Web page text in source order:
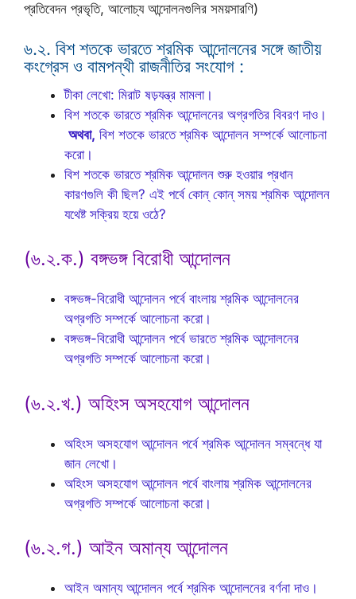
প্রতিবেদন প্রভৃতি, আলোচ্য আন্দোলনগুলির সময়সারণি)
৬.২. বিশ শতকে ভারতে শ্রমিক আন্দোলনের সঙ্গে জাতীয়
কংগ্রেস ও বামপন্থী রাজনীতির সংযোগ :
টীকা লেখো: মিরাট ষড়যন্ত্র মামলা।
বিশ শতকে ভারতে শ্রমিক আন্দোলনের অগ্রগতির বিবরণ দাও।
অথবা, বিশ শতকে ভারতে শ্রমিক আন্দোলন সম্পর্কে আলোচনা
করো।
বিশ শতকে ভারতে শ্রমিক আন্দোলন শুরু হওয়ার প্রধান
কারণগুলি কী ছিল? এই পর্বে কোন্ কোন্ সময় শ্রমিক আন্দোলন
যথেষ্ট সক্রিয় হয়ে ওঠে?
(৬.২.ক.) বঙ্গভঙ্গ বিরোধী আন্দোলন
বঙ্গভঙ্গ-বিরোধী আন্দোলন পর্বে বাংলায় শ্রমিক আন্দোলনের
অগ্রগতি সম্পর্কে আলোচনা করো।
বঙ্গভঙ্গ-বিরোধী আন্দোলন পর্বে ভারতে শ্রমিক আন্দোলনের
অগ্রগতি সম্পর্কে আলোচনা করো।
(৬.২.খ.) অহিংস অসহযোগ আন্দোলন
অহিংস অসহযোগ আন্দোলন পর্বে শ্রমিক আন্দোলন সম্বন্ধে যা
জান লেখো।
অহিংস অসহযোগ আন্দোলন পর্বে বাংলায় শ্রমিক আন্দোলনের
অগ্রগতি সম্পর্কে আলোচনা করো।
(৬.২.গ.) আইন অমান্য আন্দোলন
আইন অমান্য আন্দোলন পর্বে শ্রমিক আন্দোলনের বর্ণনা দাও।